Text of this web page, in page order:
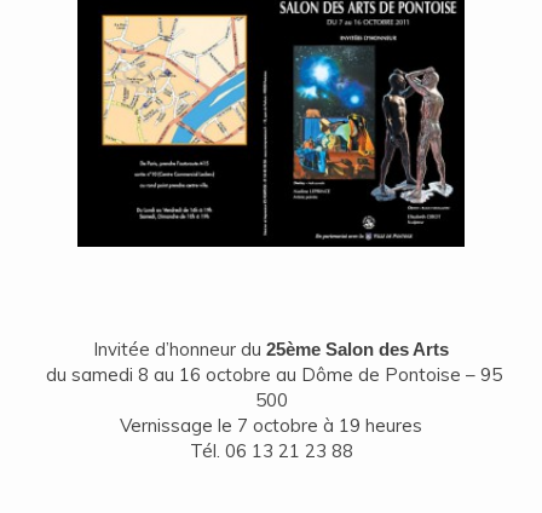
Invitée d’honneur du 25ème Salon des Arts
du samedi 8 au 16 octobre au Dôme de Pontoise – 95
500
Vernissage le 7 octobre à 19 heures
Tél. 06 13 21 23 88